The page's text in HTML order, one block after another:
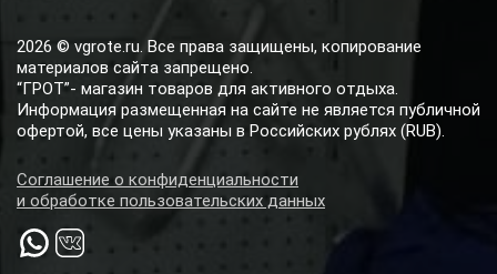
2026 © vgrote.ru. Все права защищены, копирование
материалов сайта запрещено.
“ГРОТ”- магазин товаров для активного отдыха.
Информация размещенная на сайте не является публичной
офертой, все цены указаны в Российских рублях (RUB).
Соглашение о конфиденциальности
и обработке пользовательских данных